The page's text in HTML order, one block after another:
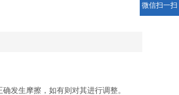
摩擦，如有则对其进行调整。
微信扫一扫